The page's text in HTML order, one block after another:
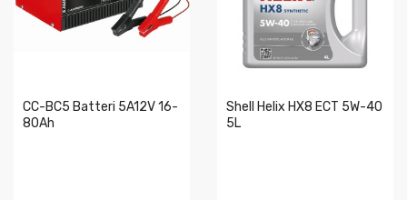
CC-BC5 Batteri 5A12V 16-
80Ah
Shell Helix HX8 ECT 5W-40
5L